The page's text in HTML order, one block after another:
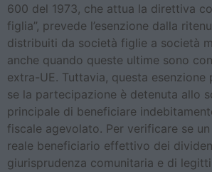
600 del 1973, che attua la direttiva
figlia”, prevede l’esenzione dalla
distribuiti da società figlie a società
anche quando queste ultime sono
extra-UE. Tuttavia, questa esenzione
se la partecipazione è detenuta allo
principale di beneficiare
fiscale agevolato. Per verificare se
reale beneficiario effettivo dei
giurisprudenza comunitaria e di